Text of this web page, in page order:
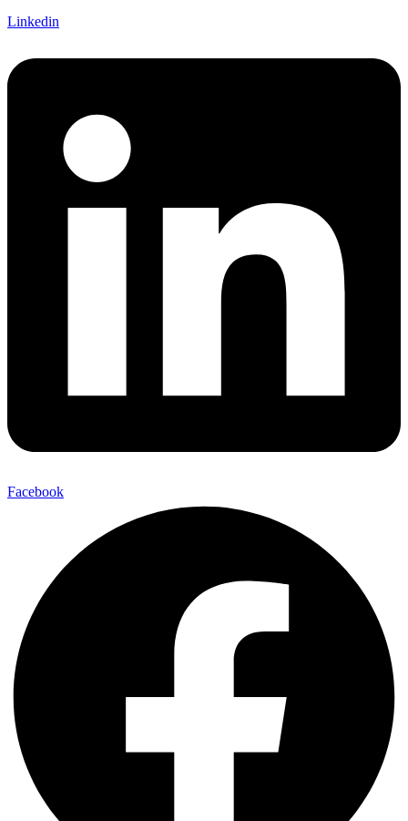
Linkedin
Facebook